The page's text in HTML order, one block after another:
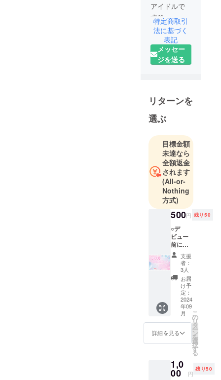
アイドルで
す🎀
近々単独ラ
イブ予定！
2度こちらで
アイドルプ
に終わり、3
度目の正直
でついに目
標支援金額
達成！！
ご支援いた
だいた方、
本当にあり
がとうござ
いました☺️
特定商取引
法に基づく
表記
メッセー
ジを送る
リターンを
選ぶ
目標金額
未達なら
全額返金
されます
(All-or-
Nothing
方式)
500円 残り50
○デ
ビュー
前に撮
影！秘
蔵！メ
ンバー
集合画
像メー
ル(私服)
デジタ
ルペン
でメン
バー全
員から
お礼の
メッ
つき！
支援
者：
3人
お届
け予
定：
2024
年09
月
詳細を見る
こ
の
リ
タ
ー
ン
を
選
択
す
る
1,0
00 円
残り50